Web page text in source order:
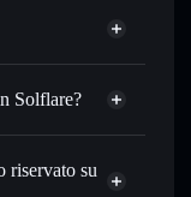
Solflare?
1OF1 in SOL,
prezzo migliore
riservato su